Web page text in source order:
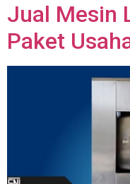
Jual Mesin
Paket